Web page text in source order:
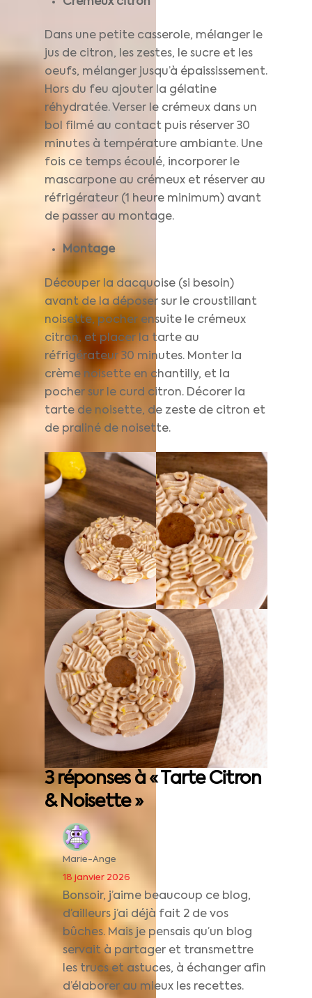
Dans une petite casserole, mélanger le
jus de citron, les zestes, le sucre et les
oeufs, mélanger jusqu’à épaississement.
Hors du feu ajouter la gélatine
réhydratée. Verser le crémeux dans un
bol filmé au contact puis réserver 30
minutes à température ambiante. Une
fois ce temps écoulé, incorporer le
mascarpone au crémeux et réserver au
réfrigérateur (1 heure minimum) avant
de passer au montage.
Montage
Découper la dacquoise (si besoin)
avant de la déposer sur le croustillant
noisette, pocher ensuite le crémeux
citron, et placer la tarte au
réfrigérateur 30 minutes. Monter la
crème noisette en chantilly, et la
pocher sur le curd citron. Décorer la
tarte de noisette, de zeste de citron et
de praliné de noisette.
3 réponses à « Tarte Citron
& Noisette »
Marie-Ange
18 janvier 2026
Bonsoir, j’aime beaucoup ce blog,
d’ailleurs j’ai déjà fait 2 de vos
bûches. Mais je pensais qu’un blog
servait à partager et transmettre
les trucs et astuces, à échanger afin
d’élaborer au mieux les recettes.